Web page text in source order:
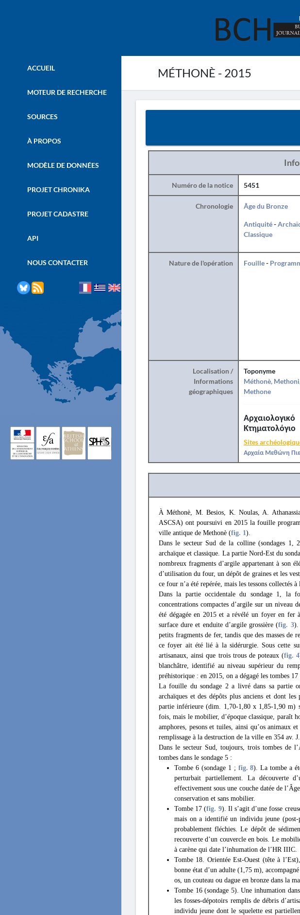
MÉTHONÈ - 2015
ACCUEIL
MOTEUR DE RECHERCHE
SOURCES
À PROPOS
MODÈLE DE DONNÉES
PROJET CHRONIKA
PROJET CADASTRE
API
NOUS CONTACTER
Numéro de la notice 5451
Chronologie Âge du Bronze
Antiquité-
Classique
Nature de l'opération Fouille-
Localisation /
Informations
géographiques
Toponyme
Méthonè,
Methone
Αρχαιολογικό
Κτηματολόγιο
Sites
Αρχαία Μεθώνη
À Méthonè, M. Besios, K. Noulas, A.
ASCSA) ont poursuivi en 2015 la fouille
ville antique de Methonè (fig. 1).
Dans le secteur Sud de la colline (sondages 1,
archaïque et classique. La partie Nord-Est du
nombreux fragments d’argile appartenant à son
d’utilisation du four, un dépôt de graines et les
ce four n’a été repérée, mais les tessons
Dans la partie occidentale du sondage 1, la
concentrations compactes d’argile sur un niveau
été dégagée en 2015 et a révélé un foyer en fer
surface dure et enduite d’argile grossière (fig. 3).
petits fragments de fer, tandis que des masses
ce foyer ait été lié à la sidérurgie. Sous cette
artisanaux, ainsi que trois trous de poteaux (fig. 4
blanchâtre, identifié au niveau supérieur du
préhistorique : en 2015, on a dégagé les tombes 17
La fouille du sondage 2 a livré dans sa partie
archaïques et des dépôts plus anciens et dont
partie inférieure (dim. 1,70-1,80 x 1,85-1,90 m)
fois, mais le mobilier, d’époque classique, paraît
amphores, pesons et tuiles, ainsi qu’os animaux
remplissage à la destruction de la ville en 354 av.
Dans le secteur Sud, toujours, trois tombes de
tombes dans le sondage 5 :
Tombe 6 (sondage 1 ; fig. 8). La tombe a
perturbait partiellement. La découverte
effectivement sous une couche datée de
conservation et sans mobilier.
Tombe 17 (fig. 9). Il s’agit d’une fosse
mais on a identifié un individu jeune (post-
probablement fléchies. Le dépôt de
recouverte d’un couvercle en bois. Le
à carène qui date l’inhumation de l’HR IIIC.
Tombe 18. Orientée Est-Ouest (tête à
bonne état d’un adulte (1,75 m),
os, un couteau ou dague en bronze dans la
Tombe 16 (sondage 5). Une inhumation
les fosses-dépotoirs remplis de débris
individu jeune dont le squelette est